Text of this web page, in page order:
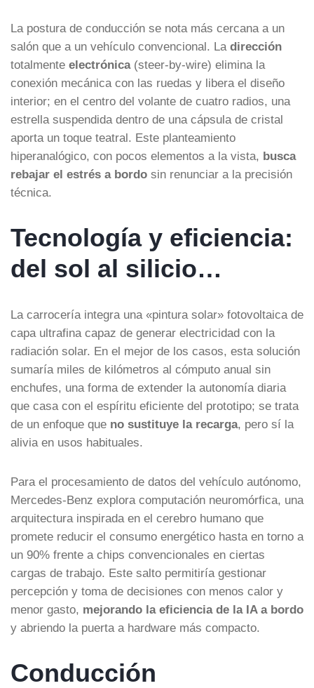
La postura de conducción se nota más cercana a un
salón que a un vehículo convencional. La dirección
totalmente electrónica(steer-by-wire) elimina la
conexión mecánica con las ruedas y libera el diseño
interior; en el centro del volante de cuatro radios, una
estrella suspendida dentro de una cápsula de cristal
aporta un toque teatral. Este planteamiento
hiperanalógico, con pocos elementos a la vista, busca
rebajar el estrés a bordo sin renunciar a la precisión
técnica.
Tecnología y eficiencia:
del sol al silicio…
La carrocería integra una «pintura solar» fotovoltaica de
capa ultrafina capaz de generar electricidad con la
radiación solar. En el mejor de los casos, esta solución
sumaría miles de kilómetros al cómputo anual sin
enchufes, una forma de extender la autonomía diaria
que casa con el espíritu eficiente del prototipo; se trata
de un enfoque que no sustituye la recarga, pero sí la
alivia en usos habituales.
Para el procesamiento de datos del vehículo autónomo,
Mercedes-Benz explora computación neuromórfica, una
arquitectura inspirada en el cerebro humano que
promete reducir el consumo energético hasta en torno a
un 90% frente a chips convencionales en ciertas
cargas de trabajo. Este salto permitiría gestionar
percepción y toma de decisiones con menos calor y
menor gasto, mejorando la eficiencia de la IA a bordo
y abriendo la puerta a hardware más compacto.
Conducción